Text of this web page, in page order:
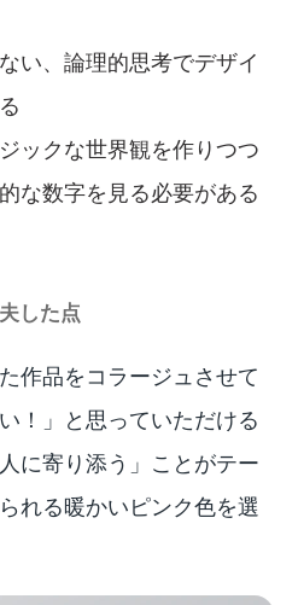
い、論理的思考でデザイ
ックな世界観を作りつつ
な数字を見る必要がある
した点
作品をコラージュさせて
！」と思っていただける
に寄り添う」ことがテー
れる暖かいピンク色を選